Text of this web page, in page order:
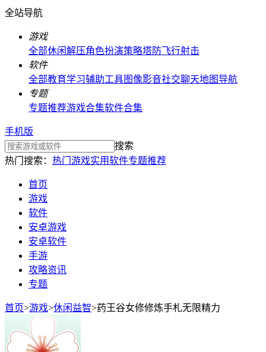
全站导航
游戏
全部休闲解压角色扮演策略塔防飞行射击
软件
全部教育学习辅助工具图像影音社交聊天地图导航
专题
专题推荐游戏合集软件合集
手机版
搜索
热门搜索： 热门游戏实用软件专题推荐
首页
游戏
软件
安卓游戏
安卓软件
手游
攻略资讯
专题
首页>游戏>休闲益智>药王谷女修修炼手札无限精力